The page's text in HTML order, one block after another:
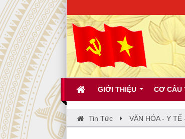
GIỚI THIỆU CƠ CẤU
Tin Tức VĂN HÓA - Y TẾ